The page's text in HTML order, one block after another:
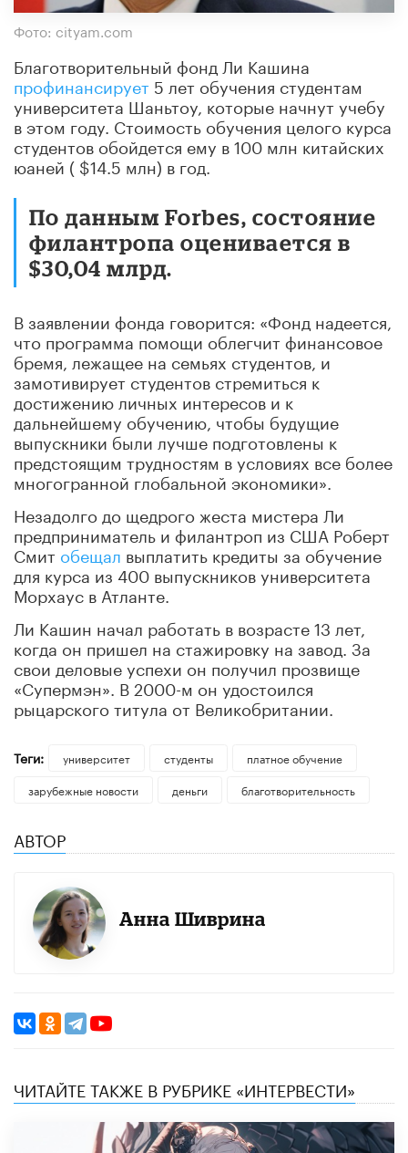
Фото: cityam.com
Благотворительный фонд Ли Кашина
профинансирует 5 лет обучения студентам
университета Шаньтоу, которые начнут учебу
в этом году. Стоимость обучения целого курса
студентов обойдется ему в 100 млн китайских
юаней ( $14.5 млн) в год.
По данным Forbes, состояние
филантропа оценивается в
$30,04 млрд.
В заявлении фонда говорится: «Фонд надеется,
что программа помощи облегчит финансовое
бремя, лежащее на семьях студентов, и
замотивирует студентов стремиться к
достижению личных интересов и к
дальнейшему обучению, чтобы будущие
выпускники были лучше подготовлены к
предстоящим трудностям в условиях все более
многогранной глобальной экономики».
Незадолго до щедрого жеста мистера Ли
предприниматель и филантроп из США Роберт
Смит обещал выплатить кредиты за обучение
для курса из 400 выпускников университета
Морхаус в Атланте.
Ли Кашин начал работать в возрасте 13 лет,
когда он пришел на стажировку на завод. За
свои деловые успехи он получил прозвище
«Супермэн». В 2000-м он удостоился
рыцарского титула от Великобритании.
Теги: университет студенты
платное обучение
зарубежные новости
деньги благотворительность
АВТОР
Анна Шиврина
ЧИТАЙТЕ ТАКЖЕ В РУБРИКЕ «ИНТЕРВЕСТИ»